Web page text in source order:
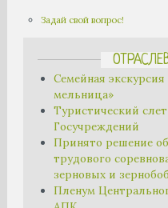
Задай свой вопрос!
Семейная
мельница»
Туристический
Госучреждений
Принято решение
трудового
зерновых и
Пленум